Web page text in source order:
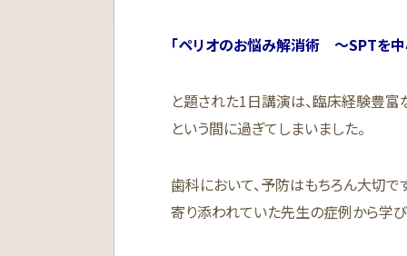
「ペリオのお悩み解消術 〜SPTを中
と題された1日講演は、臨床経験豊
という間に過ぎてしまいました。
歯科において、予防はもちろん大切で
寄り添われていた先生の症例から学び